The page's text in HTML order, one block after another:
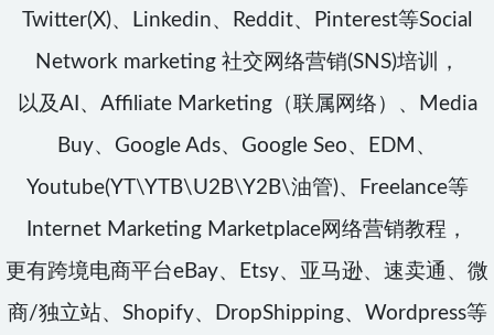
Twitter(X)、Linkedin、Reddit、Pinterest等Social
Network marketing 社交网络营销(SNS)培训，
以及AI、Affiliate Marketing（联属网络）、Media
Buy、Google Ads、Google Seo、EDM、
Youtube(YT\YTB\U2B\Y2B\油管)、Freelance等
Internet Marketing Marketplace网络营销教程，
更有跨境电商平台eBay、Etsy、亚马逊、速卖通、微
商/独立站、Shopify、DropShipping、Wordpress等